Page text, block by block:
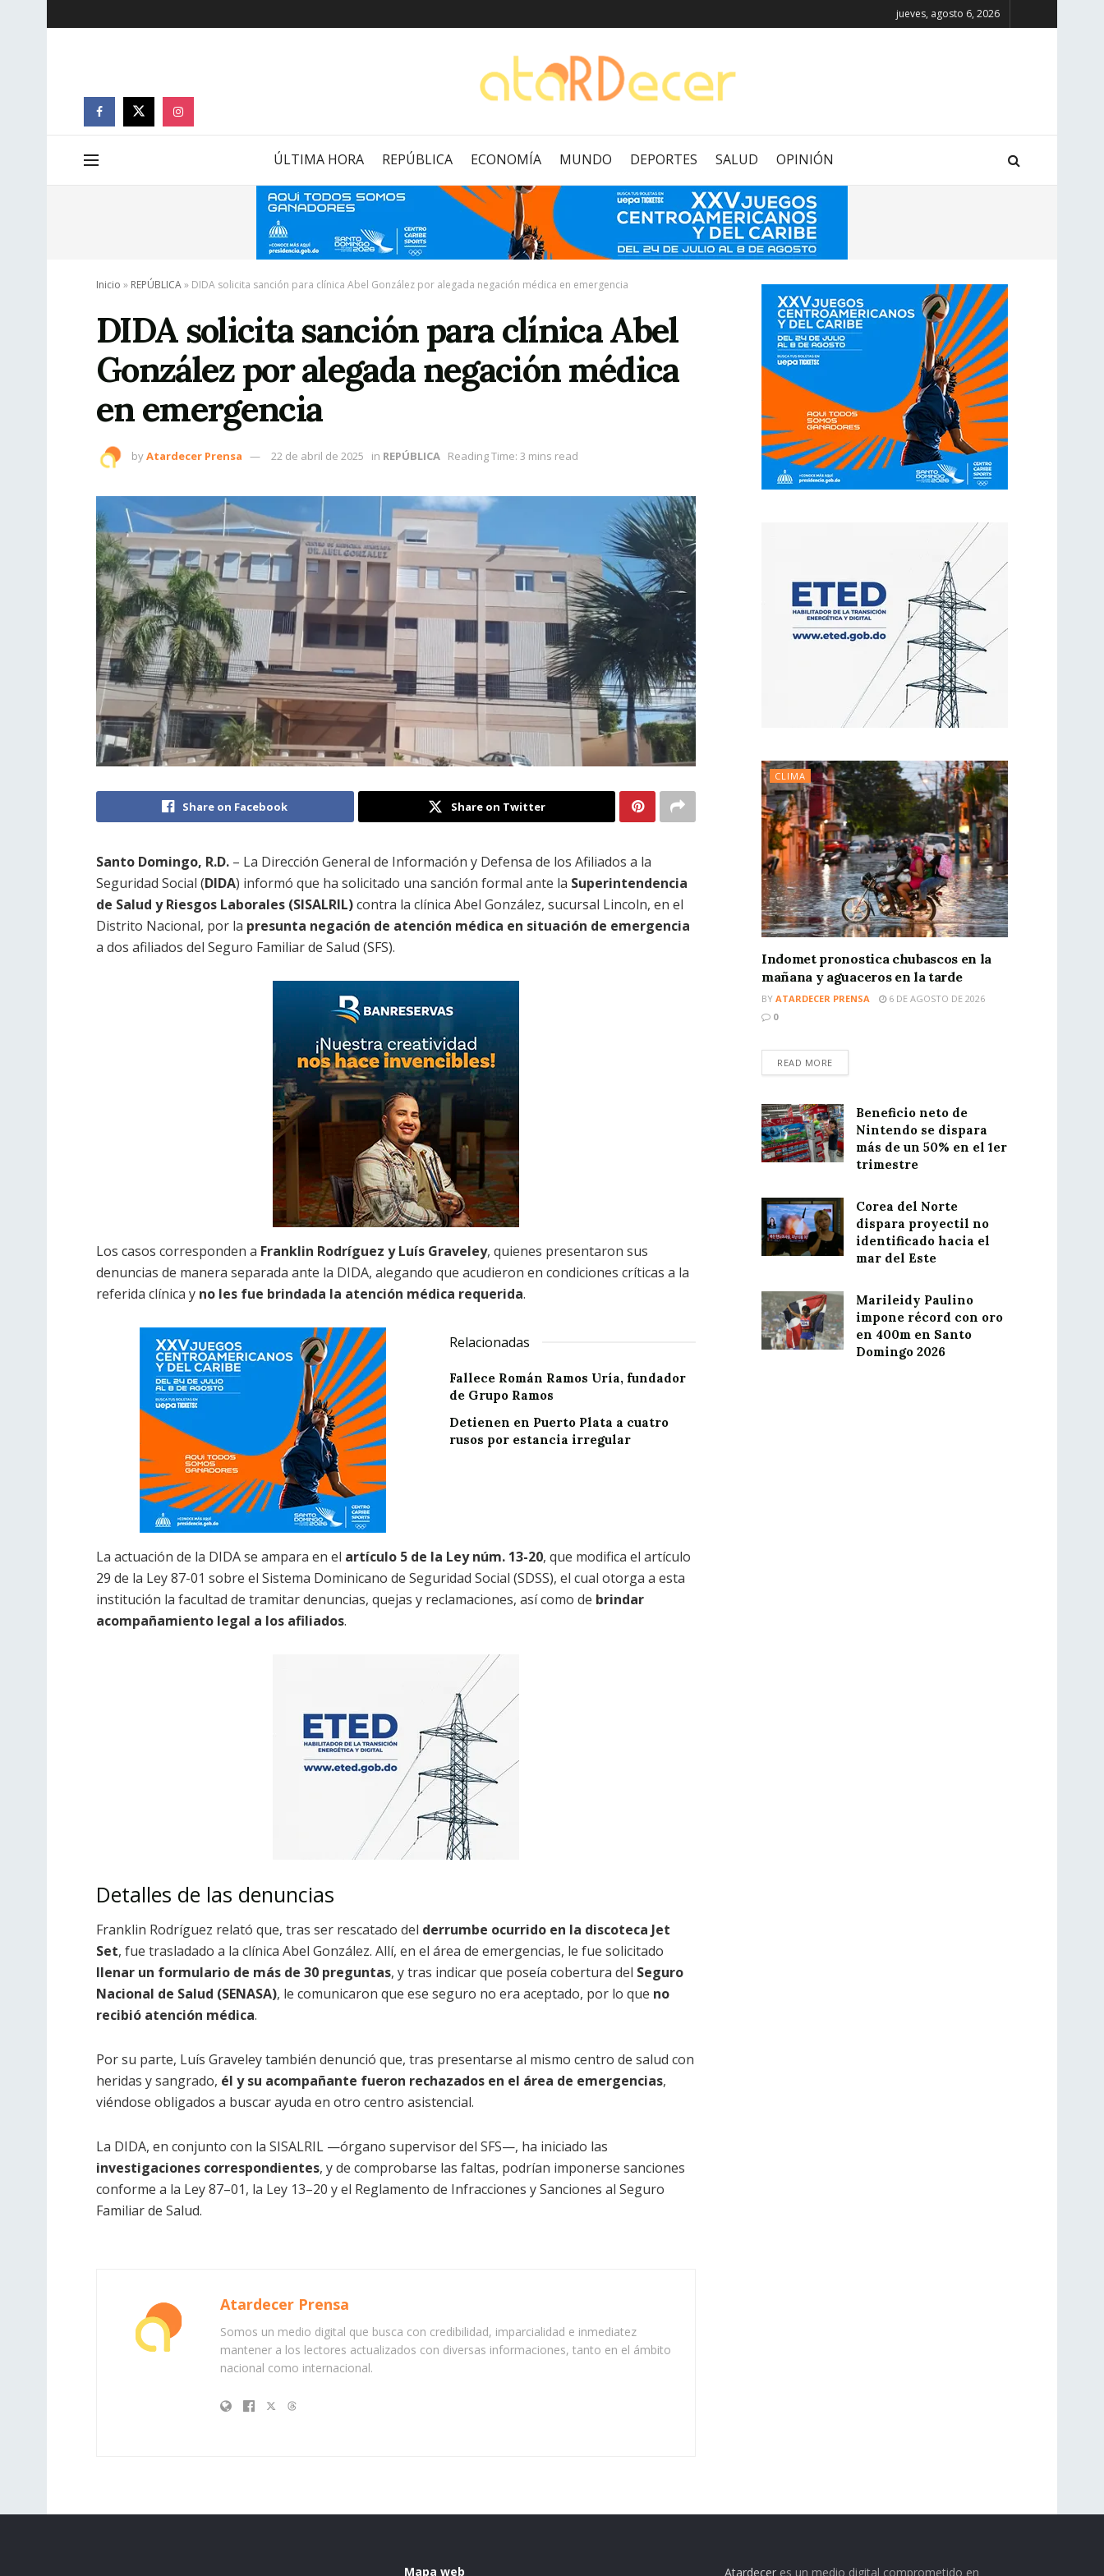
jueves, agosto 6, 2026
ÚLTIMA HORA REPÚBLICA ECONOMÍA MUNDO DEPORTES SALUD OPINIÓN
Inicio » REPÚBLICA» DIDA solicita sanción para clínica Abel González por alegada negación médica en emergencia
DIDA solicita sanción para clínica Abel
González por alegada negación médica
en emergencia
byAtardecer Prensa 22 de abril de 2025 in REPÚBLICA Reading Time: 3 mins read
Share on Facebook Share on Twitter
Santo Domingo, R.D. – La Dirección General de Información y Defensa de los Afiliados a la
Seguridad Social (DIDA) informó que ha solicitado una sanción formal ante la Superintendencia
de Salud y Riesgos Laborales (SISALRIL)contra la clínica Abel González, sucursal Lincoln, en el
Distrito Nacional, por la presunta negación de atención médica en situación de emergencia
a dos afiliados del Seguro Familiar de Salud (SFS).
Los casos corresponden a Franklin Rodríguez y Luís Graveley, quienes presentaron sus
denuncias de manera separada ante la DIDA, alegando que acudieron en condiciones críticas a la
referida clínica y no les fue brindada la atención médica requerida.
Relacionadas
Fallece Román Ramos Uría, fundador
de Grupo Ramos
Detienen en Puerto Plata a cuatro
rusos por estancia irregular
La actuación de la DIDA se ampara en el artículo 5 de la Ley núm. 13-20, que modifica el artículo
29 de la Ley 87-01 sobre el Sistema Dominicano de Seguridad Social (SDSS), el cual otorga a esta
institución la facultad de tramitar denuncias, quejas y reclamaciones, así como de brindar
acompañamiento legal a los afiliados.
Detalles de las denuncias
Franklin Rodríguez relató que, tras ser rescatado del derrumbe ocurrido en la discoteca Jet
Set, fue trasladado a la clínica Abel González. Allí, en el área de emergencias, le fue solicitado
llenar un formulario de más de 30 preguntas, y tras indicar que poseía cobertura del Seguro
Nacional de Salud (SENASA), le comunicaron que ese seguro no era aceptado, por lo que no
recibió atención médica.
Por su parte, Luís Graveley también denunció que, tras presentarse al mismo centro de salud con
heridas y sangrado, él y su acompañante fueron rechazados en el área de emergencias,
viéndose obligados a buscar ayuda en otro centro asistencial.
La DIDA, en conjunto con la SISALRIL —órgano supervisordel SFS—, ha iniciado las
investigaciones correspondientes, yde comprobarse las faltas, podrían imponerse sanciones
conforme a la Ley87–01, la Ley 13–20 yel Reglamento de Infracciones ySanciones al Seguro
Familiarde Salud.
Atardecer Prensa
Somos un medio digital que busca con credibilidad, imparcialidad e inmediatez
mantener a los lectores actualizados con diversas informaciones, tanto en el ámbito
nacional como internacional.
CLIMA
Indomet pronostica chubascos en la
mañana y aguaceros en la tarde
BY ATARDECER PRENSA
6 DE AGOSTO DE 2026
0
READ MORE
Beneficio neto de
Nintendo se dispara
más de un 50% en el 1er
trimestre
Corea del Norte
dispara proyectil no
identificado hacia el
mar del Este
Marileidy Paulino
impone récord con oro
en 400m en Santo
Domingo 2026
Mapa web Atardecer es un medio digital comprometido en